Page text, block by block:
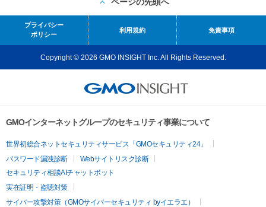
ページの先頭へ
プライバシー
ポリシー
利用規約 免責事項
Copyright © 2026 GMO INSIGHT Inc. All Rights Reserved.
GMOインターネットグループのセキュリティ事業について
世界初総合ネットセキュリティサービス「GMOセキュリティ24」
パスワード漏洩診断
Webサイトリスク診断
セキュリティ相談AIチャットボット
実在証明・盗聴対策
サイバー攻撃対策（GMOサイバーセキュリティ byイエラエ）